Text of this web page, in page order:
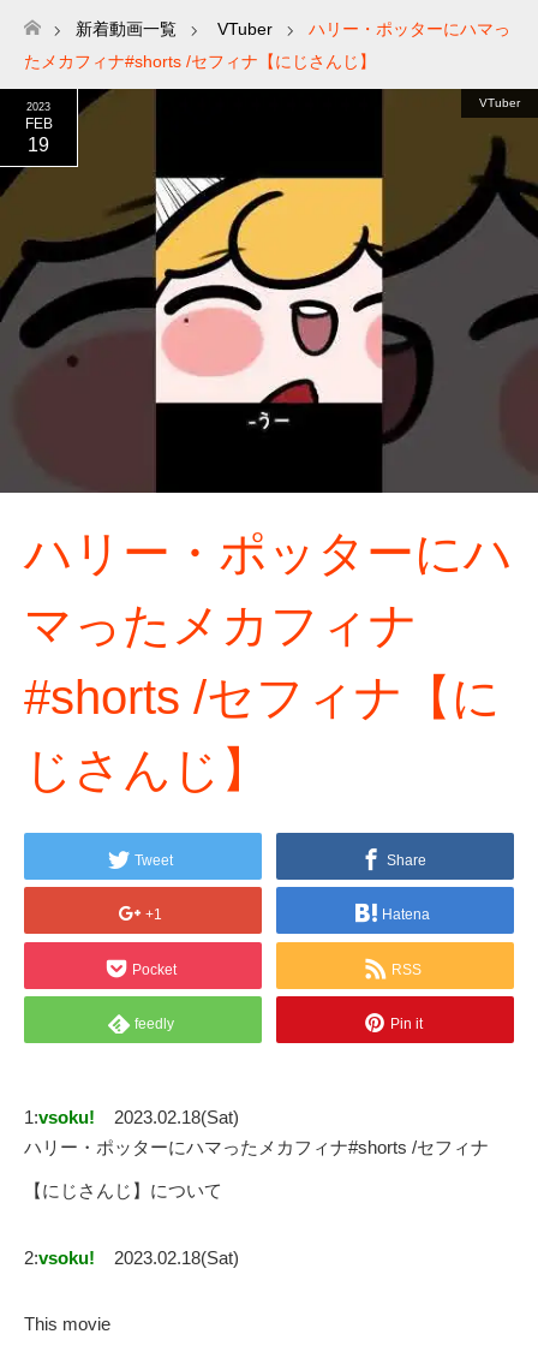
ホーム
新着動画一覧 VTuber
ハリー・ポッターにハマっ
たメカフィナ#shorts /セフィナ【にじさんじ】
2023
FEB
19
VTuber
ハリー・ポッターにハ
マったメカフィナ
#shorts /セフィナ【に
じさんじ】
Tweet Share
+1 Hatena
Pocket RSS
feedly Pin it
1:vsoku!
2023.02.18(Sat)
ハリー・ポッターにハマったメカフィナ#shorts /セフィナ
【にじさんじ】について
2:vsoku! 2023.02.18(Sat)
This movie